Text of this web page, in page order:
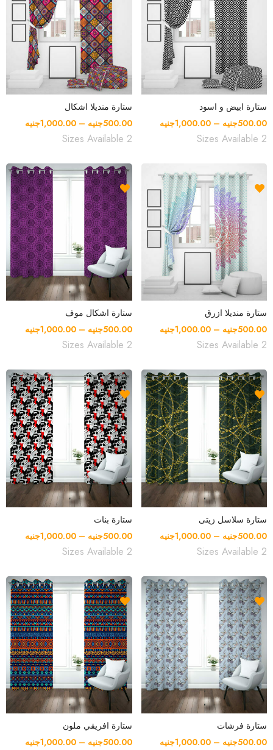
ستارة ابيض و اسود
500.00جنيه –
1,000.00جنيه
ستارة منديلا اشكال
500.00جنيه –
1,000.00جنيه
ستارة منديلا ازرق
500.00جنيه –
1,000.00جنيه
ستارة اشكال موف
500.00جنيه –
1,000.00جنيه
ستارة سلاسل زيتى
500.00جنيه –
1,000.00جنيه
ستارة بنات
500.00جنيه –
1,000.00جنيه
ستارة فرشات
500.00جنيه –
1,000.00جنيه
ستارة افريقي ملون
500.00جنيه –
1,000.00جنيه